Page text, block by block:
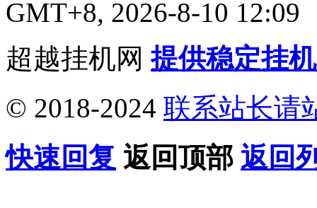
GMT+8, 2026-8-10 12:09
超越挂机网提供稳定挂
© 2018-2024 联系站长请
快速回复 返回顶部 返回